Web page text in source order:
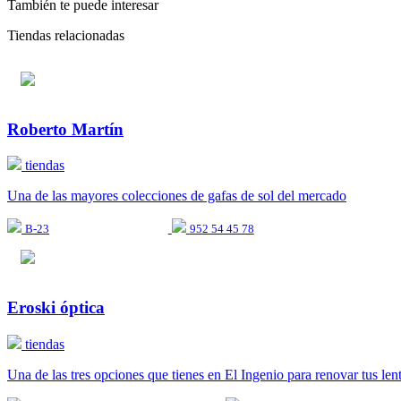
También te puede interesar
Tiendas relacionadas
Roberto Martín
tiendas
Una de las mayores colecciones de gafas de sol del mercado
B-23 952 54 45 78
Eroski óptica
tiendas
Una de las tres opciones que tienes en El Ingenio para renovar tus